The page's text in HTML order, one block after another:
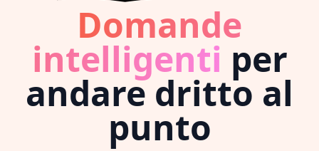
Domande
intelligenti per
andare dritto al
punto